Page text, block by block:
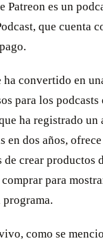
Patreon es un
que cuenta
ha convertido en
para los podcasts
ha registrado un
en dos años,
crear productos
para
como se